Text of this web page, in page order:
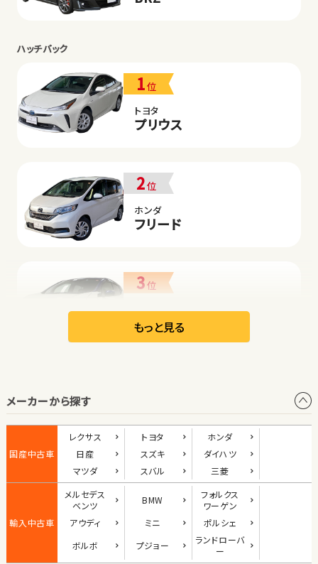
ハッチバック
1位
トヨタ
プリウス
2位
ホンダ
フリード
3位
日産
リーフ
1位
ダイハツ
コペン
2
ロードスター
もっと見る
メーカーから探す
国産中古車
レクサス トヨタ
ホンダ
日産
スズキ
ダイハツ
マツダ
スバル 三菱
輸入中古車
メルセデス
ベンツ
BMW
フォルクス
ワーゲン
アウディ
ミニ
ポルシェ
ボルボ
プジョー ランドローバ
ー